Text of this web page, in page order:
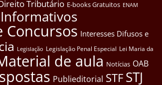
Tributário E-books Gratuitos ENAM
Informativos
Concursos Interesses Difusos e
Legislação Legislação Penal Especial Lei Maria da
de aula Notícias OAB
Publieditorial STFSTJ